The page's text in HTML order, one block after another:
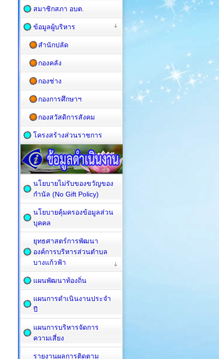
สมาชิกสภา อบต.
ข้อมูลผู้บริหาร
สำนักปลัด
กองคลัง
กองช่าง
กองการศึกษาฯ
กองสวัสดิการสังคม
โครงสร้างส่วนราชการ
นโยบายไม่รับของขวัญของ
กำนัล (No Gift Policy)
นโยบายคุ้มครองข้อมูลส่วน
บุคคล
ยุทธศาสตร์การพัฒนา
องค์การบริหารส่วนตำบล
บางแก้วฟ้า
แผนพัฒนาท้องถิ่น
แผนการดำเนินงานประจำ
ปี
แผนการบริหารจัดการ
ความเสี่ยง
รายงานผลการติดตาม